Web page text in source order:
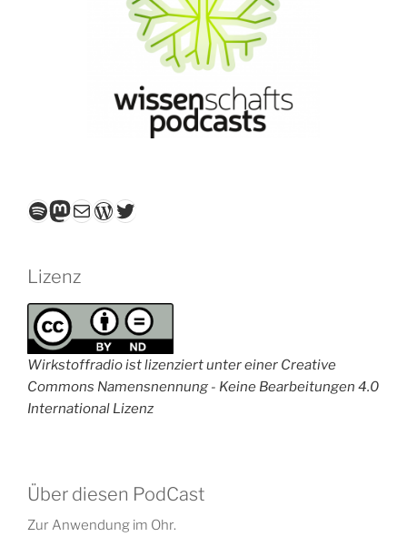
Spotify
Mastodon
E-MailWordPress
Twitter
Lizenz
Wirkstoffradio ist lizenziert unter einer Creative
Commons Namensnennung - Keine Bearbeitungen 4.0
International Lizenz
Über diesen PodCast
Zur Anwendung im Ohr.